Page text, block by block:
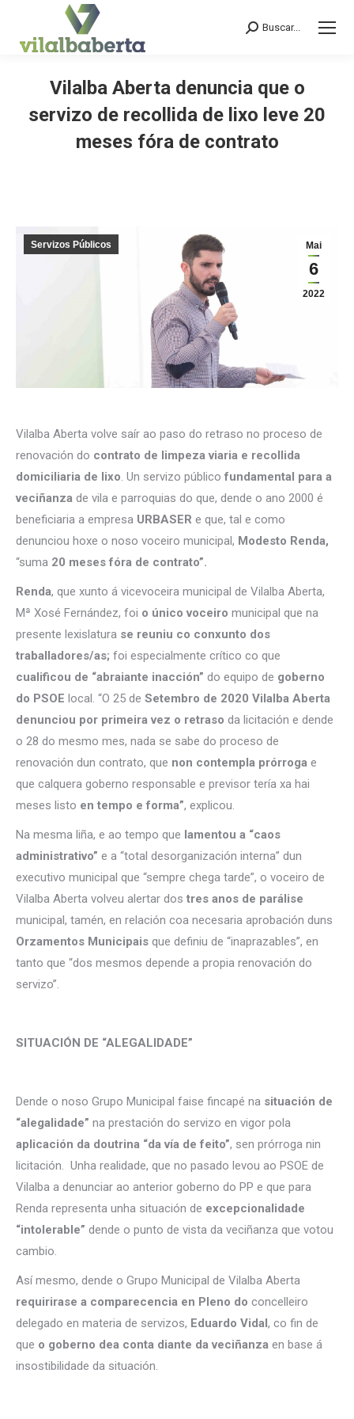
Search:
Buscar...
Vilalba Aberta denuncia que o
servizo de recollida de lixo leve 20
meses fóra de contrato
Mai
6
2022
Servizos Públicos
Vilalba Aberta volve saír ao paso do retraso no proceso de
renovación do contrato de limpeza viaria e recollida
domiciliaria de lixo. Un servizo público fundamental para a
veciñanza de vila e parroquias do que, dende o ano 2000 é
beneficiaria a empresa URBASER e que, tal e como
denunciou hoxe o noso voceiro municipal, Modesto Renda,
“suma 20 meses fóra de contrato”.
Renda, que xunto á vicevoceira municipal de Vilalba Aberta,
Mª Xosé Fernández, foi o único voceiro municipal que na
presente lexislatura se reuniu co conxunto dos
traballadores/as; foi especialmente crítico co que
cualificou de “abraiante inacción” do equipo de goberno
do PSOE local. “O 25 de Setembro de 2020 Vilalba Aberta
denunciou por primeira vez o retraso da licitación e dende
o 28 do mesmo mes, nada se sabe do proceso de
renovación dun contrato, que non contempla prórroga e
que calquera goberno responsable e previsor tería xa hai
meses listo en tempo e forma”, explicou.
Na mesma liña, e ao tempo que lamentou a “caos
administrativo” e a “total desorganización interna” dun
executivo municipal que “sempre chega tarde”, o voceiro de
Vilalba Aberta volveu alertar dos tres anos de parálise
municipal, tamén, en relación coa necesaria aprobación duns
Orzamentos Municipais que definiu de “inaprazables”, en
tanto que “dos mesmos depende a propia renovación do
servizo”.
SITUACIÓN DE “ALEGALIDADE”
Dende o noso Grupo Municipal faise fincapé na situación de
“alegalidade” na prestación do servizo en vigor pola
aplicación da doutrina “da vía de feito”, sen prórroga nin
licitación. Unha realidade, que no pasado levou ao PSOE de
Vilalba a denunciar ao anterior goberno do PP e que para
Renda representa unha situación de excepcionalidade
“intolerable” dende o punto de vista da veciñanza que votou
cambio.
Así mesmo, dende o Grupo Municipal de Vilalba Aberta
requirirase a comparecencia en Pleno do concelleiro
delegado en materia de servizos, Eduardo Vidal, co fin de
que o goberno dea conta diante da veciñanza en base á
insostibilidade da situación.